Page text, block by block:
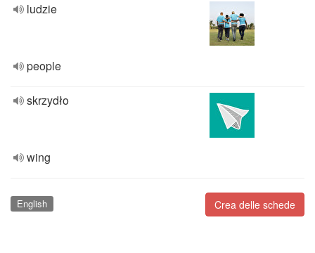
ludzie
people
skrzydło
wing
Crea delle schede
English